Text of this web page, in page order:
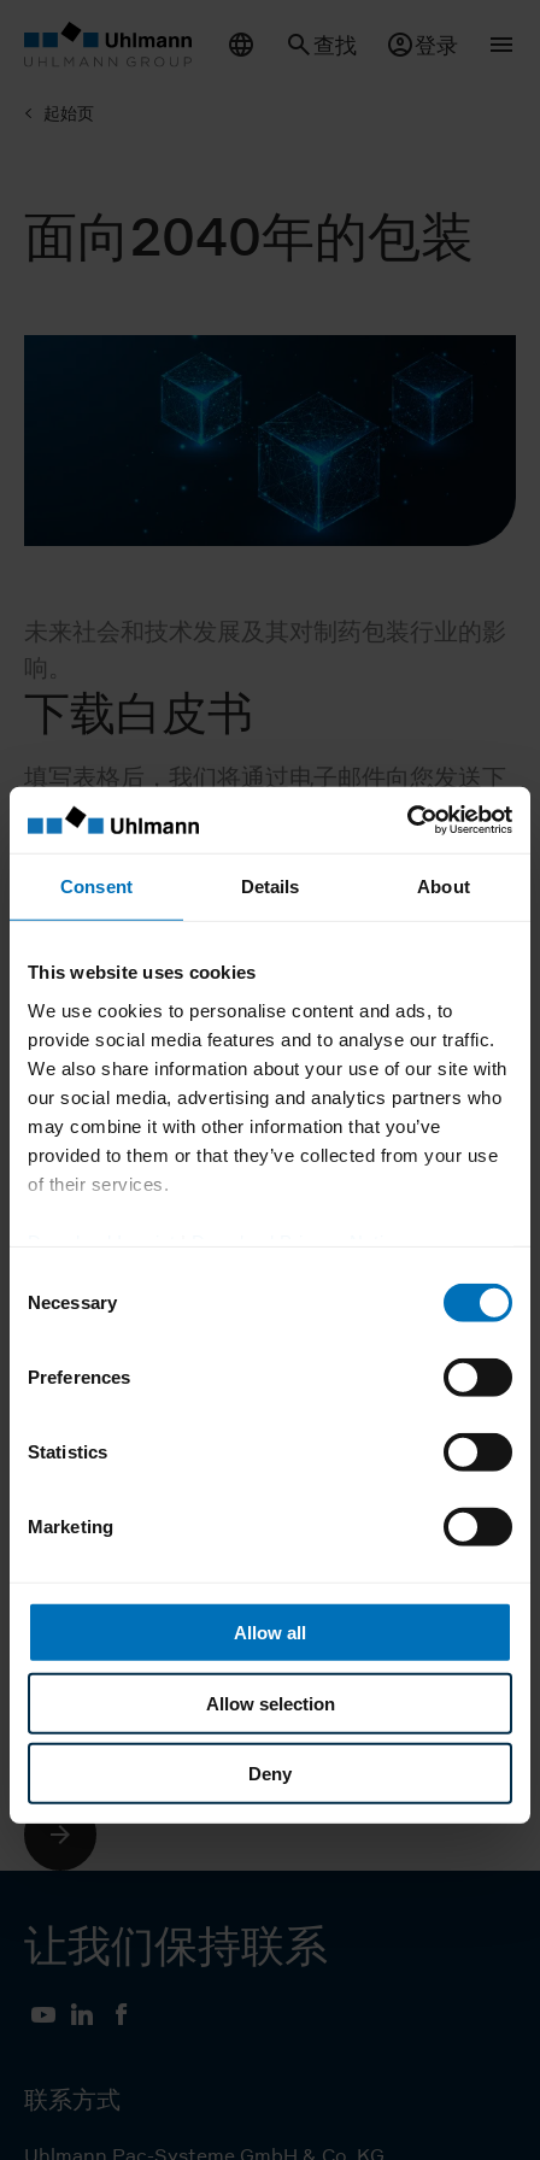
Consent Details About
This website uses cookies
We use cookies to personalise content and ads, to
provide social media features and to analyse our traffic.
We also share information about your use of our site with
our social media, advertising and analytics partners who
may combine it with other information that you’ve
provided to them or that they’ve collected from your use
of their services.
Selection
Necessary
Preferences
Statistics
Marketing
Allow all
Allow selection
Deny
查找 登录
起始页
面向2040年的包装
未来社会和技术发展及其对制药包装行业的影
响。
下载白皮书
填写表格后，我们将通过电子邮件向您发送下
载白皮书的链接。我们的白皮书有德语版和英
面向2040–制药和医药包装行业的未来：
- 2040年的医疗保健系统将会如何
- 今天的发展决定明天的医药市场
关联主题和产品
PTC 200
经过验证的装盒技术，模块化的机器概念，简
易便捷的过程操作 — PTC 200 可提高注射用
制品包装过程的可持续性、防伪能力、过程安
全性，以及灵活性。
让我们保持联系
YouTubeLinkedIn
联系方式